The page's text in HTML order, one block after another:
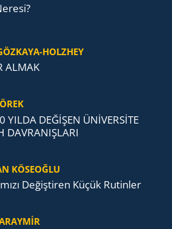
HOLZHEY
ALMAK
YILDA DEĞİŞEN ÜNİVERSİTE
DAVRANIŞLARI
KÖSEOĞLU
De­ğiş­ti­ren Küçük Ru­tin­ler